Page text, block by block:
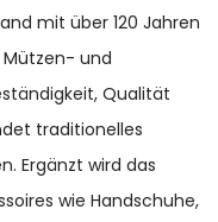
mit über 120 Jahren
und
Qualität
traditionelles
Ergänzt wird das
wie Handschuhe,